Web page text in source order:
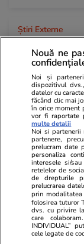
Știri Externe
Un costum
amendă de
„Respectați
Nouă ne
Noi și
dispozitivul
datelor cu
făcând clic mai
în orice moment
vor fi raportate
multe detalii
Noi si partenerii
partenere,
prelucram date
personaliza
interesele si/
retelelor de
de drepturile
prelucrarea
prin
folosirea tuturor
dvs. cu privire
care
INDIVIDUAL”
cele legate de